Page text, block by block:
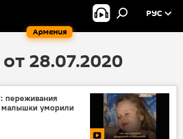
Армения
РУС
28.07.2020
переживания
уморили